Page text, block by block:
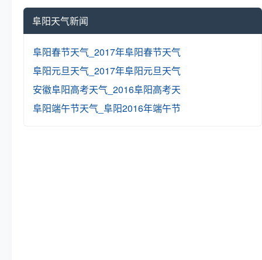
阜阳天气新闻
阜阳春节天气_2017年阜阳春节天气
阜阳元旦天气_2017年阜阳元旦天气
安徽阜阳高考天气_2016阜阳高考天
阜阳端午节天气_阜阳2016年端午节